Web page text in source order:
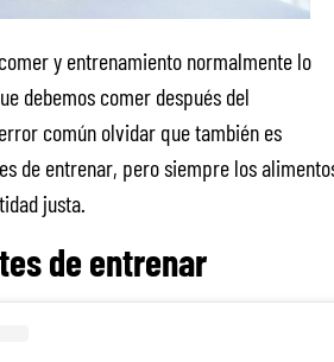
y entrenamiento normalmente lo
debemos comer después del
común olvidar que también es
de entrenar, pero siempre los
justa.
de entrenar